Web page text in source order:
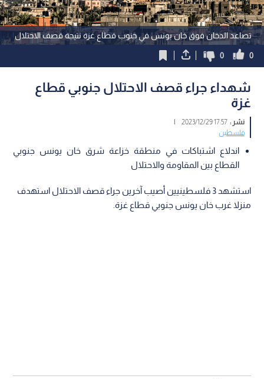
تصاعد الدخان فوق خان يونس في جنوب قطاع غزة نتيجة قصف الاحتلال
0
0
شهداء جراء قصف الاحتلال جنوبي قطاع
غزة
نشر :17:57 2023/12/29
|
فلسطين
اندلاع اشتباكات في منطقة خزاعة شرق خان يونس جنوبي
القطاع بين المقاومة والاحتلال
استشهد 3 فلسطينيين أصيب آخرين جراء قصف الاحتلال استهدف
منزلا غرب خان يونس جنوبي قطاع غزة.